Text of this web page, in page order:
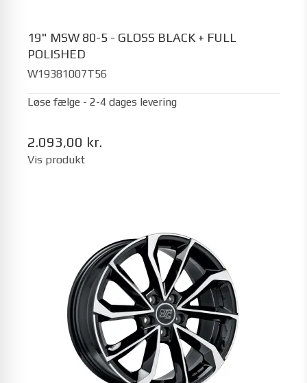
19" MSW 80-5 - GLOSS BLACK + FULL
POLISHED
W19381007T56
Løse fælge - 2-4 dages levering
2.093,00 kr.
Vis produkt